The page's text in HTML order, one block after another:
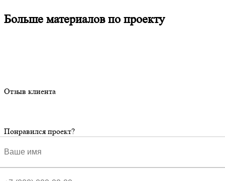
Больше материалов по проекту
Отзыв клиента
Понравился проект?